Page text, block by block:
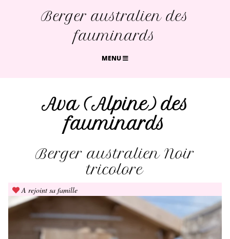
Berger australien des
fauminards
MENU
Ava (Alpine) des
fauminards
Berger australien Noir
tricolore
A rejoint sa famille